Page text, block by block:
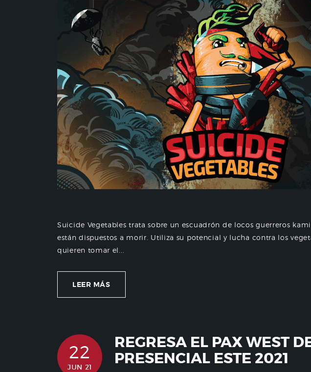
Suicide Vegetables trata sobre un escuadrón de locos guerreros
están dispuestos a morir. Utiliza su potencial y lucha contra los
quieren tomar el...
LEER MÁS
22
JUN 21
REGRESA EL PAX WEST
PRESENCIAL ESTE 2021